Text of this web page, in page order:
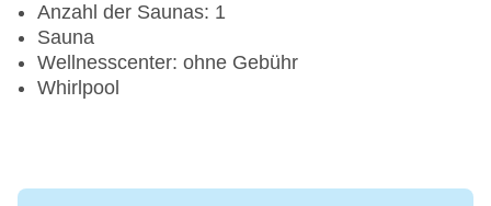
Anzahl der Saunas: 1
Sauna
Wellnesscenter: ohne Gebühr
Whirlpool